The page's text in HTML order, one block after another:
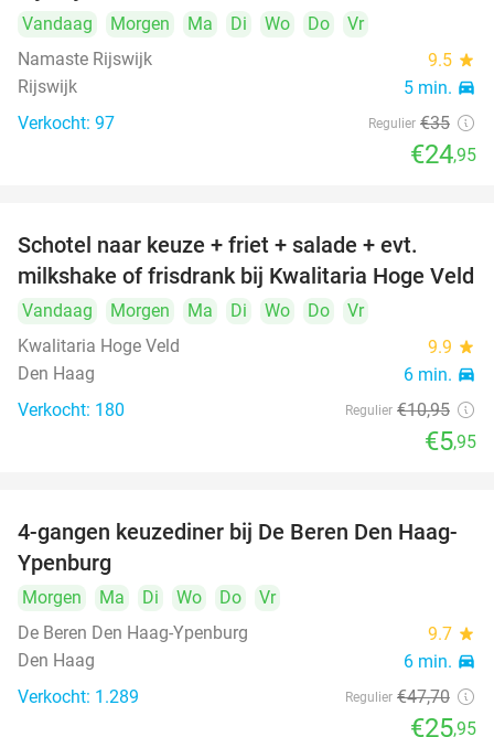
Vandaag Morgen Ma Di Wo Do
Vr
Namaste Rijswijk
9.5 star
Rijswijk 5 min. directions_car
Verkocht: 97 Regulier €35
€24,95
Schotel naar keuze + friet + salade + evt.
milkshake of frisdrank bij Kwalitaria Hoge Veld
Vandaag Morgen Ma Di Wo Do
Vr
Kwalitaria Hoge Veld
9.9 star
Den Haag 6 min. directions_car
Verkocht: 180 Regulier €10,95
€5,95
46%
4-gangen keuzediner bij De Beren Den Haag-
Ypenburg
Morgen Ma Di Wo Do
Vr
De Beren Den Haag-Ypenburg
9.7 star
Den Haag 6 min. directions_car
Verkocht: 1.289 Regulier €47,70
€25,95